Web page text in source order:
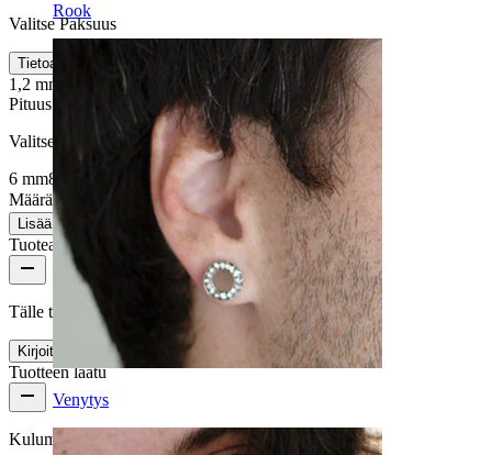
Rook
Venytys
Valitse Paksuus
Tietoa koosta
1,2 mm
Pituus
Valitse Pituus
6 mm8 mm 11 mm 12 mm
Määrä: 1
Lisää ostoskoriin
Tuotearvostelut
Tälle tuotteelle ei ole vielä arvosteluja
Kirjoita arvostelu
Tuotteen laatu
Kulumisnopeus